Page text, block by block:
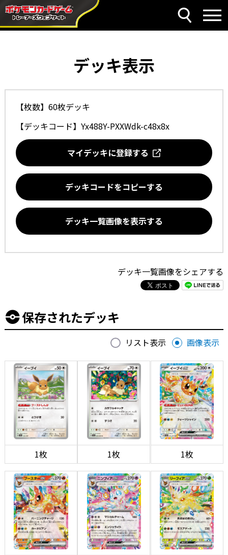
デッキ表示
【枚数】60枚デッキ
【デッキコード】 Yx488Y-PXXWdk-c48x8x
マイデッキに登録する
デッキコードをコピーする
デッキ一覧画像を表示する
デッキ一覧画像をシェアする
保存されたデッキ
リスト表示 画像表示
1枚 1枚 1枚